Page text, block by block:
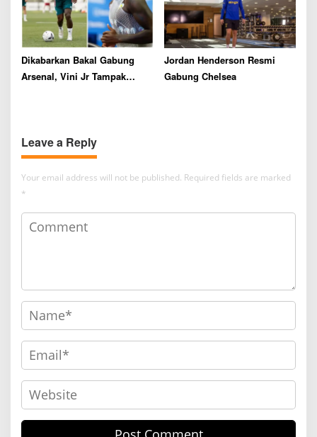
Dikabarkan Bakal Gabung
Arsenal, Vini Jr Tampak
Jordan Henderson Resmi
Gabung Chelsea
Leave a Reply
Your email address will not be published. Required fields are marked
*